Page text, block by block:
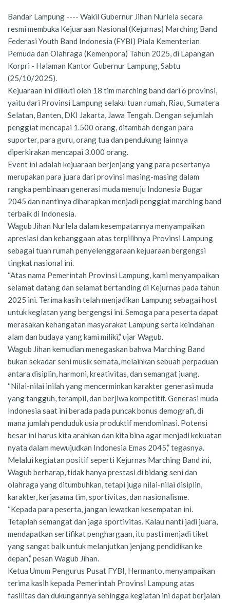
Bandar Lampung ---- Wakil Gubernur Jihan Nurlela secara
resmi membuka Kejuaraan Nasional (Kejurnas) Marching Band
Federasi Youth Band Indonesia (FYBI) Piala Kementerian
Pemuda dan Olahraga (Kemenpora) Tahun 2025, di Lapangan
Korpri - Halaman Kantor Gubernur Lampung, Sabtu
(25/10/2025).
Kejuaraan ini diikuti oleh 18 tim marching band dari 6 provinsi,
yaitu dari Provinsi Lampung selaku tuan rumah, Riau, Sumatera
Selatan, Banten, DKI Jakarta, Jawa Tengah. Dengan sejumlah
penggiat mencapai 1.500 orang, ditambah dengan para
suporter, para guru, orang tua dan pendukung lainnya
diperkirakan mencapai 3.000 orang.
Event ini adalah kejuaraan berjenjang yang para pesertanya
merupakan para juara dari provinsi masing-masing dalam
rangka pembinaan generasi muda menuju Indonesia Bugar
2045 dan nantinya diharapkan menjadi penggiat marching band
terbaik di Indonesia.
Wagub Jihan Nurlela dalam kesempatannya menyampaikan
apresiasi dan kebanggaan atas terpilihnya Provinsi Lampung
sebagai tuan rumah penyelenggaraan kejuaraan bergengsi
tingkat nasional ini.
“Atas nama Pemerintah Provinsi Lampung, kami menyampaikan
selamat datang dan selamat bertanding di Kejurnas pada tahun
2025 ini. Terima kasih telah menjadikan Lampung sebagai host
untuk kegiatan yang bergengsi ini. Semoga para peserta dapat
merasakan kehangatan masyarakat Lampung serta keindahan
alam dan budaya yang kami miliki,” ujar Wagub.
Wagub Jihan kemudian menegaskan bahwa Marching Band
bukan sekadar seni musik semata, melainkan sebuah perpaduan
antara disiplin, harmoni, kreativitas, dan semangat juang.
“Nilai-nilai inilah yang mencerminkan karakter generasi muda
yang tangguh, terampil, dan berjiwa kompetitif. Generasi muda
Indonesia saat ini berada pada puncak bonus demografi, di
mana jumlah penduduk usia produktif mendominasi. Potensi
besar ini harus kita arahkan dan kita bina agar menjadi kekuatan
nyata dalam mewujudkan Indonesia Emas 2045,” tegasnya.
Melalui kegiatan positif seperti Kejurnas Marching Band ini,
Wagub berharap, tidak hanya prestasi di bidang seni dan
olahraga yang ditumbuhkan, tetapi juga nilai-nilai disiplin,
karakter, kerjasama tim, sportivitas, dan nasionalisme.
“Kepada para peserta, jangan lewatkan kesempatan ini.
Tetaplah semangat dan jaga sportivitas. Kalau nanti jadi juara,
mendapatkan sertifikat penghargaan, itu pasti menjadi tiket
yang sangat baik untuk melanjutkan jenjang pendidikan ke
depan,” pesan Wagub Jihan.
Ketua Umum Pengurus Pusat FYBI, Hermanto, menyampaikan
terima kasih kepada Pemerintah Provinsi Lampung atas
fasilitas dan dukungannya sehingga kegiatan ini dapat berjalan